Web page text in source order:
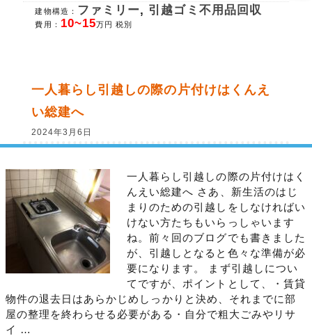
建物構造： ファミリー, 引越ゴミ不用品回収
費用： 10~15万円 税別
一人暮らし引越しの際の片付けはくんえ
い総建へ
2024年3月6日
一人暮らし引越しの際の片付けはく
んえい総建へ さあ、新生活のはじ
まりのための引越しをしなければい
けない方たちもいらっしゃいます
ね。前々回のブログでも書きました
が、引越しとなると色々な準備が必
要になります。 まず引越しについ
てですが、ポイントとして、・賃貸
物件の退去日はあらかじめしっかりと決め、それまでに部
屋の整理を終わらせる必要がある・自分で粗大ごみやリサ
イ …